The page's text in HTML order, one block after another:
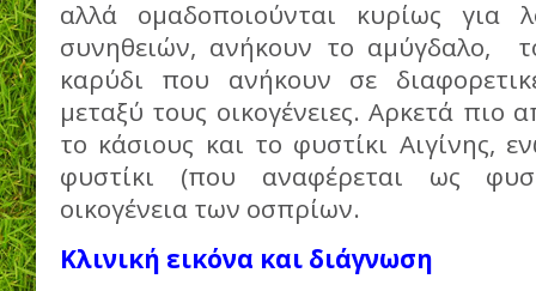
αλλά ομαδοποιούνται κυρίως για
συνηθειών, ανήκουν το αμύγδαλο,
καρύδι που ανήκουν σε
μεταξύ τους οικογένειες. Αρκετά πιο
το κάσιους και το φυστίκι Αιγίνης,
φυστίκι (που αναφέρεται ως
οικογένεια των οσπρίων.
Κλινική εικόνα και διάγνωση